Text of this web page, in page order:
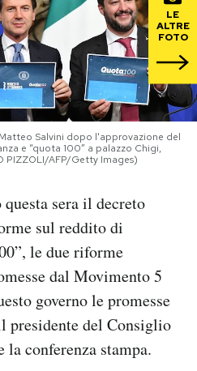
LE
ALTRE
FOTO
Salvini dopo l'approvazione del
e “quota 100” a palazzo Chigi,
PIZZOLI/AFP/Getty Images)
sera il decreto
sul reddito di
le due riforme
dal Movimento 5
governo le promesse
presidente del Consiglio
la conferenza stampa.